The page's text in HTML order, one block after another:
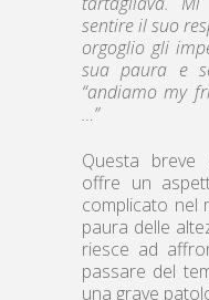
sentire il suo
orgoglio gli
sua paura e
“andiamo my
…”
Questa
offre un
complicato nel
paura delle
riesce ad
passare del
una grave